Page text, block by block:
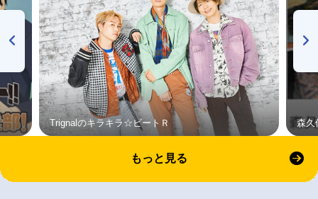
Trignalのキラキラ☆ビートＲ 森久
もっと見る